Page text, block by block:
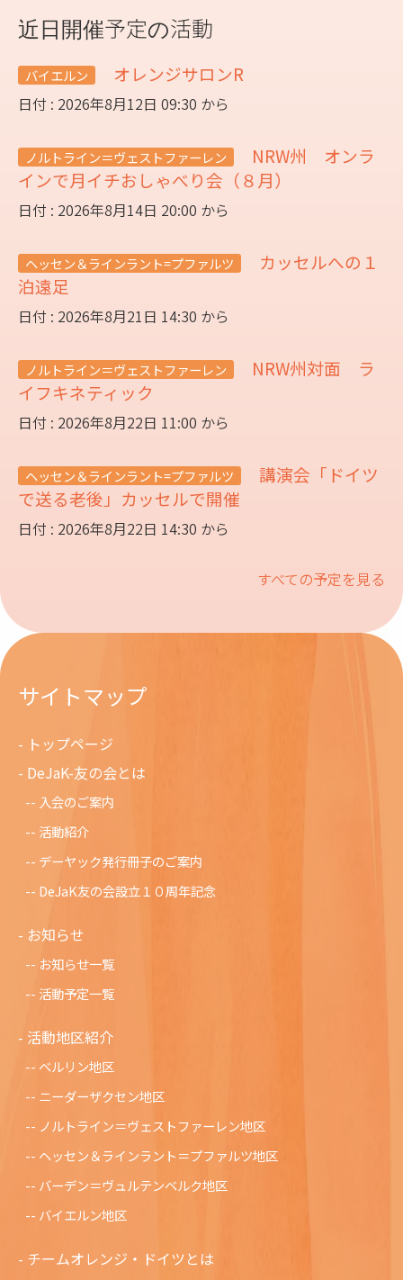
近日開催予定の活動
バイエルン オレンジサロンR
日付 : 2026年8月12日 09:30 から
ノルトライン＝ヴェストファーレン
NRW州 オンラ
インで月イチおしゃべり会（８月）
日付 : 2026年8月14日 20:00 から
ヘッセン＆ラインラント=プファルツ
カッセルへの１
泊遠足
日付 : 2026年8月21日 14:30 から
ノルトライン＝ヴェストファーレン
NRW州対面 ラ
イフキネティック
日付 : 2026年8月22日 11:00 から
ヘッセン＆ラインラント=プファルツ
講演会「ドイツ
で送る老後」カッセルで開催
日付 : 2026年8月22日 14:30 から
すべての予定を見る
サイトマップ
トップページ
DeJaK-友の会とは
入会のご案内
活動紹介
デーヤック発行冊子のご案内
DeJaK友の会設立１０周年記念
お知らせ
お知らせ一覧
活動予定一覧
活動地区紹介
ベルリン地区
ニーダーザクセン地区
ノルトライン＝ヴェストファーレン地区
ヘッセン＆ラインラント＝プファルツ地区
バーデン＝ヴュルテンベルク地区
バイエルン地区
チームオレンジ・ドイツとは